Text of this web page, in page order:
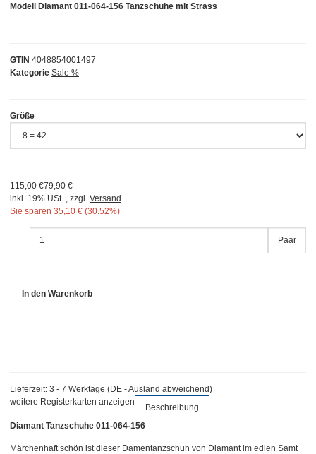
GTIN 4048854001497
Kategorie Sale %
Modell Diamant 011-064-156 Tanzschuhe mit Strass
Größe
79,90 €
115,00 €
inkl. 19% USt. , zzgl. Versand
Sie sparen 35,10 € (30.52%)
Paar
In den Warenkorb
Lieferzeit: 3 - 7 Werktage (DE - Ausland abweichend)
weitere Registerkarten anzeigen
Beschreibung
Diamant Tanzschuhe 011-064-156
Märchenhaft schön ist dieser Damentanzschuh von Diamant im edlen Samt